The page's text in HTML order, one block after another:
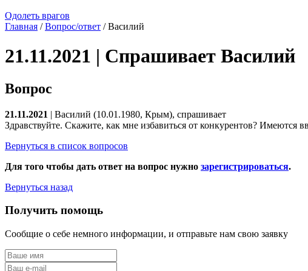
Одолеть врагов
Главная /Вопрос/ответ / Василий
21.11.2021 | Спрашивает Василий
Вопрос
21.11.2021 | Василий (10.01.1980, Крым), спрашивает
Здравствуйте. Скажите, как мне избавиться от конкурентов? Имеются
Вернуться в список вопросов
Для того чтобы дать ответ на вопрос нужно зарегистрироваться.
Вернуться назад
Получить помощь
Сообщие о себе немного информации, и отправьте нам свою заявку